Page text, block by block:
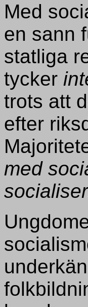
Med
en sann
statliga
tycker
trots att
efter
med